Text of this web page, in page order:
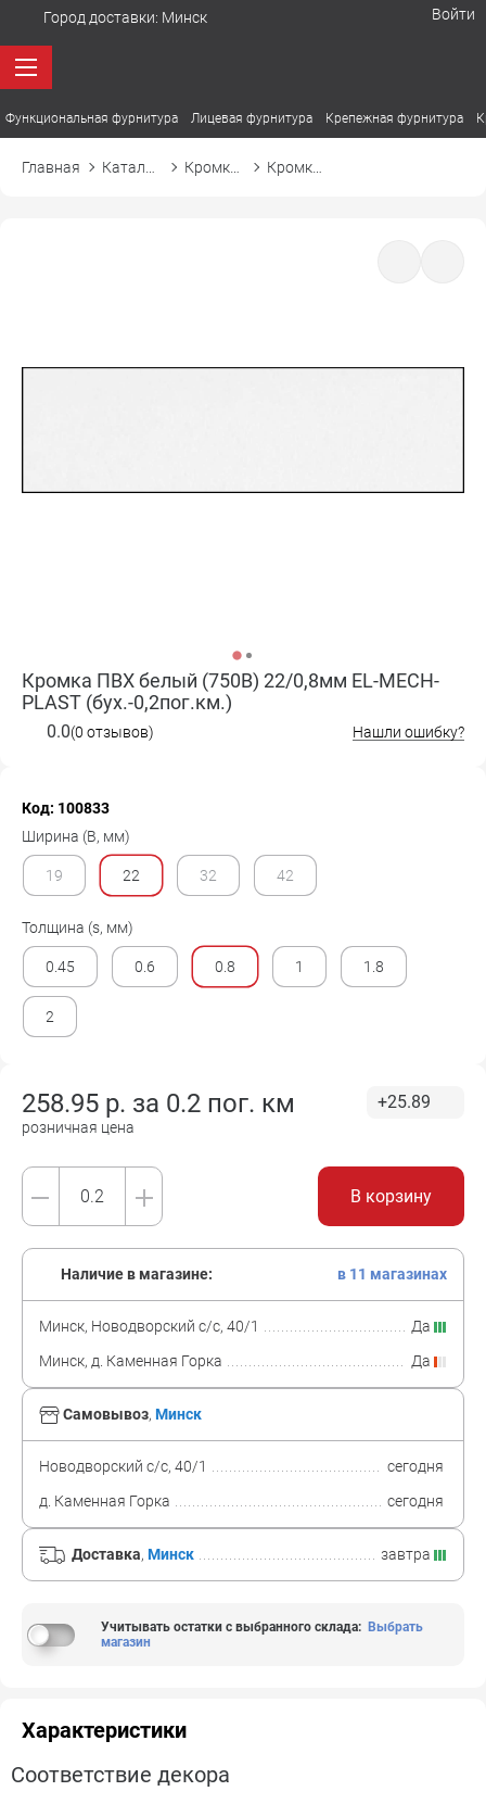
Город доставки: Минск Войти
Функциональная фурнитура Лицевая фурнитура Крепежная фурнитура
Главная
Кромка ПВХ белый (750B) 22/0,8мм EL-MECH-
PLAST (бух.-0,2пог.км.)
0.0(0 отзывов) Нашли ошибку?
Код: 100833
Ширина (B, мм)
19 22 32 42
Толщина (s, мм)
0.45 0.6 0.8 1 1.8
2
258.95 р. за 0.2 пог. км
розничная цена
+25.89
В корзину
Самовывоз, Минск
Новодворский с/с, 40/1
сегодня
д. Каменная Горка
сегодня
Доставка, Минск завтра
Наличие в магазине: в 11 магазинах
Минск, Новодворский с/с, 40/1
Да
Минск, д. Каменная Горка
Да
Учитывать остатки с выбранного склада: Выбрать
магазин
Характеристики
Соответствие декора